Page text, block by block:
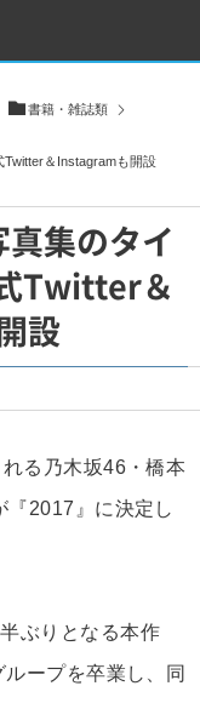
書籍・雑誌類
＆Instagramも開設
集のタイ
Twitter＆
設
る乃木坂46・橋本
『2017』に決定し
ぶりとなる本作
ープを卒業し、同